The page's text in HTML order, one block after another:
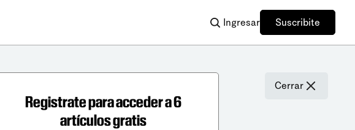
Ingresar Suscribite
Cerrar
Registrate para acceder a 6
artículos gratis